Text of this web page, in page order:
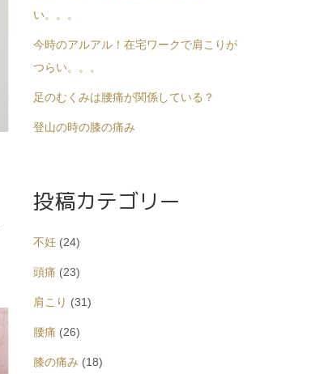
い。。。
今時のアルアル！在宅ワークで肩こりが
つらい。。。
足のむくみは腰痛が関係している？
登山の時の膝の痛み
投稿カテゴリー
不妊(24)
頭痛 (23)
肩こり (31)
腰痛 (26)
膝の痛み (18)